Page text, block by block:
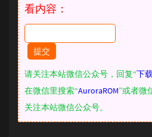
看内容：
请关注本站微信公众号，回复“下
在微信里搜索“AuroraROM”或者微
关注本站微信公众号。